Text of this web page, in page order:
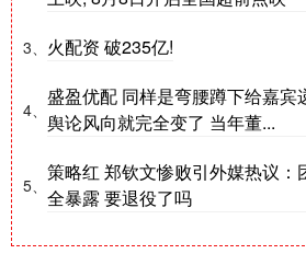
3、 火配资 破235亿!
4、
盛盈优配 同样是弯腰蹲下给嘉宾
舆论风向就完全变了 当年董...
5、
策略红 郑钦文惨败引外媒热议：
全暴露 要退役了吗